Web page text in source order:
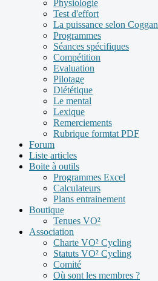
Physiologie
Test d'effort
La puissance selon Coggan
Programmes
Séances spécifiques
Compétition
Evaluation
Pilotage
Diététique
Le mental
Lexique
Remerciements
Rubrique formtat PDF
Forum
Liste articles
Boite à outils
Programmes Excel
Calculateurs
Plans entrainement
Boutique
Tenues VO²
Association
Charte VO² Cycling
Statuts VO² Cycling
Comité
Où sont les membres ?